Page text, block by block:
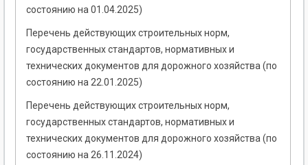
состоянию на 01.04.2025)
Перечень действующих строительных норм,
государственных стандартов, нормативных и
технических документов для дорожного хозяйства (по
состоянию на 22.01.2025)
Перечень действующих строительных норм,
государственных стандартов, нормативных и
технических документов для дорожного хозяйства (по
состоянию на 26.11.2024)